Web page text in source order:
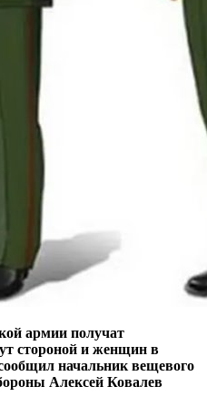
армии получат
стороной и женщин в
начальник вещевого
Алексей Ковалев